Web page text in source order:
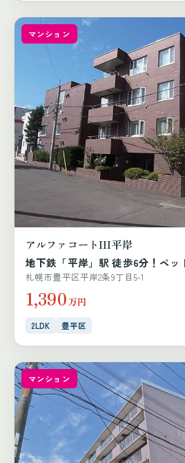
マンション
アルファコートIII平岸
地下鉄「平岸」駅 徒歩6分！ペッ
札幌市豊平区平岸2条9丁目5-1
1,390万円
2LDK 豊平区
マンション